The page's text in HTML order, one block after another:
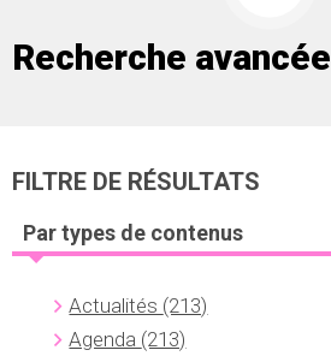
Recherche avancée
FILTRE DE RÉSULTATS
Par types de contenus
Actualités (213)
Agenda (213)